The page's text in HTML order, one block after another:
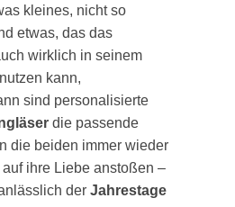
kleines, nicht so
etwas, das das
wirklich in seinem
nutzen kann,
sind personalisierte
die passende
die beiden immer wieder
ihre Liebe anstoßen –
der Jahrestage